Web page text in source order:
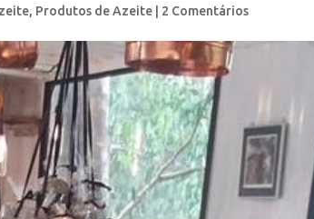
, Produtos de Azeite 2 Comentários